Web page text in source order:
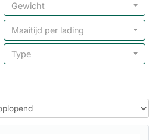
Gewicht
Maaitijd per lading
Type